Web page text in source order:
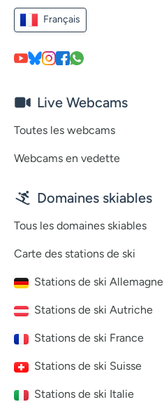
Français
Live Webcams
Toutes les webcams
Webcams en vedette
Domaines skiables
Tous les domaines skiables
Carte des stations de ski
Stations de ski Allemagne
Stations de ski Autriche
Stations de ski France
Stations de ski Suisse
Stations de ski Italie